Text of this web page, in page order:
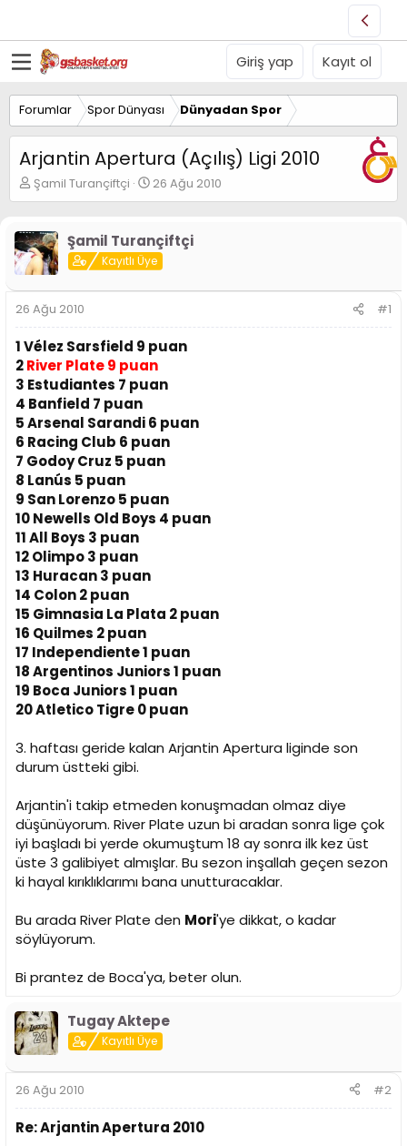
Giriş yap Kayıt ol
Forumlar Spor Dünyası Dünyadan Spor
Arjantin Apertura (Açılış) Ligi 2010
K
o
u
y
u
B
a
ş
l
a
t
a
n
Şamil Turançiftçi
B
a
a
n
ı
t
a
r
i
h
26 Ağu 2010
Şamil Turançiftçi
Kayıtlı Üye
26 Ağu 2010 #1
1 Vélez Sarsfield 9 puan
2River Plate 9 puan
3 Estudiantes 7 puan
4 Banfield 7 puan
5 Arsenal Sarandi 6 puan
6 Racing Club 6 puan
7 Godoy Cruz 5 puan
8 Lanús 5 puan
9 San Lorenzo 5 puan
10 Newells Old Boys 4 puan
11 All Boys 3 puan
12 Olimpo 3 puan
13 Huracan 3 puan
14 Colon 2 puan
15 Gimnasia La Plata 2 puan
16 Quilmes 2 puan
17 Independiente 1 puan
18 Argentinos Juniors 1 puan
19 Boca Juniors 1 puan
20 Atletico Tigre 0 puan
3. haftası geride kalan Arjantin Apertura liginde son
durum üstteki gibi.
Arjantin'i takip etmeden konuşmadan olmaz diye
düşünüyorum. River Plate uzun bi aradan sonra lige çok
iyi başladı bi yerde okumuştum 18 ay sonra ilk kez üst
üste 3 galibiyet almışlar. Bu sezon inşallah geçen sezon
ki hayal kırıklıklarımı bana unutturacaklar.
Bu arada River Plate den Mori'ye dikkat, o kadar
söylüyorum.
Bi prantez de Boca'ya, beter olun.
Tugay Aktepe
Kayıtlı Üye
26 Ağu 2010 #2
Re: Arjantin Apertura 2010